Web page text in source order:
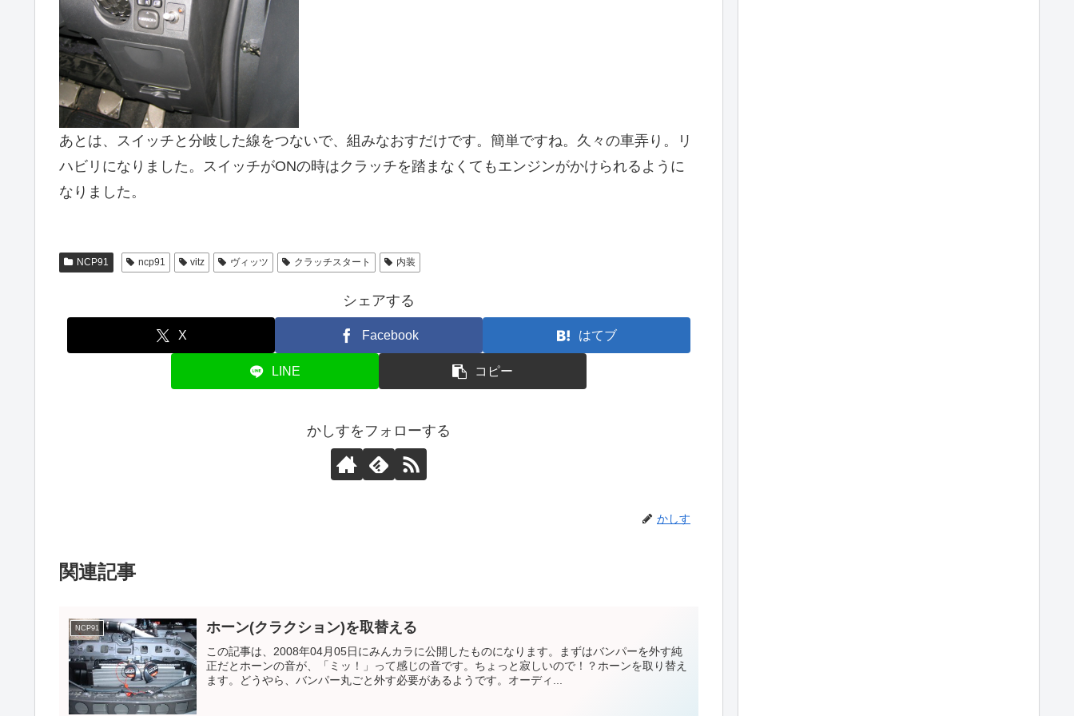
あとは、スイッチと分岐した線をつないで、組みなおすだけです。簡単ですね。久々の車弄り。リ
ハビリになりました。スイッチがONの時はクラッチを踏まなくてもエンジンがかけられるように
なりました。
NCP91 ncp91 vitz ヴィッツ クラッチスタート 内装
シェアする
X Facebook はてブ
LINE コピー
かしすをフォローする
かしす
関連記事
NCP91 ホーン(クラクション)を取替える
この記事は、2008年04月05日にみんカラに公開したものになります。まずはバンパーを外す純
正だとホーンの音が、「ミッ！」って感じの音です。ちょっと寂しいので！？ホーンを取り替え
ます。どうやら、バンパー丸ごと外す必要があるようです。オーディ...